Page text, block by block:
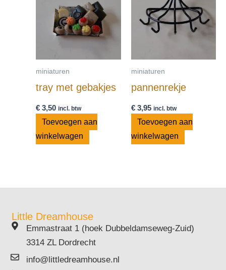
miniaturen
tray met gebakjes
€ 3,50 incl. btw
Toevoegen aan
winkelwagen
miniaturen
pannenrekje
€3,95 incl. btw
Toevoegen aan
winkelwagen
Little Dreamhouse
Emmastraat 1 (hoek Dubbeldamseweg-Zuid)
3314 ZL Dordrecht
info@littledreamhouse.nl